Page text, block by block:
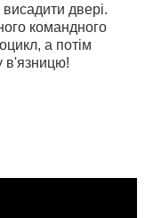
двері.
командного
а потім
в'язницю!